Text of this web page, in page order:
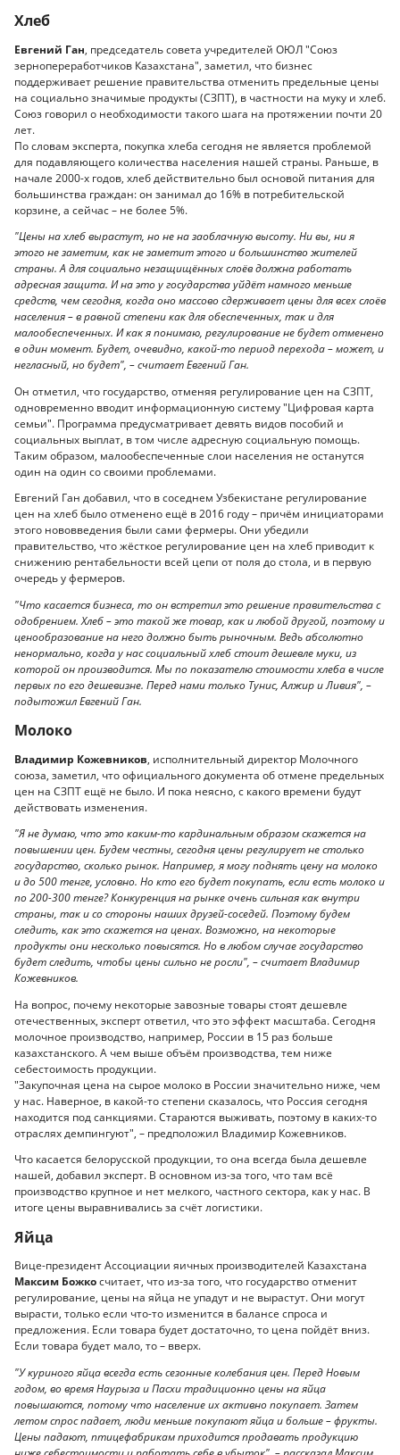
Хлеб
Евгений Ган, председатель совета учредителей ОЮЛ "Союз
зернопереработчиков Казахстана", заметил, что бизнес
поддерживает решение правительства отменить предельные цены
на социально значимые продукты (СЗПТ), в частности на муку и хлеб.
Союз говорил о необходимости такого шага на протяжении почти 20
лет.
По словам эксперта, покупка хлеба сегодня не является проблемой
для подавляющего количества населения нашей страны. Раньше, в
начале 2000-х годов, хлеб действительно был основой питания для
большинства граждан: он занимал до 16% в потребительской
корзине, а сейчас – не более 5%.
"Цены на хлеб вырастут, но не на заоблачную высоту. Ни вы, ни я
этого не заметим, как не заметит этого и большинство жителей
страны. А для социально незащищённых слоёв должна работать
адресная защита. И на это у государства уйдёт намного меньше
средств, чем сегодня, когда оно массово сдерживает цены для всех слоёв
населения – в равной степени как для обеспеченных, так и для
малообеспеченных. И как я понимаю, регулирование не будет отменено
в один момент. Будет, очевидно, какой-то период перехода – может, и
негласный, но будет", – считает Евгений Ган.
Он отметил, что государство, отменяя регулирование цен на СЗПТ,
одновременно вводит информационную систему "Цифровая карта
семьи". Программа предусматривает девять видов пособий и
социальных выплат, в том числе адресную социальную помощь.
Таким образом, малообеспеченные слои населения не останутся
один на один со своими проблемами.
Евгений Ган добавил, что в соседнем Узбекистане регулирование
цен на хлеб было отменено ещё в 2016 году – причём инициаторами
этого нововведения были сами фермеры. Они убедили
правительство, что жёсткое регулирование цен на хлеб приводит к
снижению рентабельности всей цепи от поля до стола, и в первую
очередь у фермеров.
"Что касается бизнеса, то он встретил это решение правительства с
одобрением. Хлеб – это такой же товар, как и любой другой, поэтому и
ценообразование на него должно быть рыночным. Ведь абсолютно
ненормально, когда у нас социальный хлеб стоит дешевле муки, из
которой он производится. Мы по показателю стоимости хлеба в числе
первых по его дешевизне. Перед нами только Тунис, Алжир и Ливия", –
подытожил Евгений Ган.
Молоко
Владимир Кожевников, исполнительный директор Молочного
союза, заметил, что официального документа об отмене предельных
цен на СЗПТ ещё не было. И пока неясно, с какого времени будут
действовать изменения.
"Я не думаю, что это каким-то кардинальным образом скажется на
повышении цен. Будем честны, сегодня цены регулирует не столько
государство, сколько рынок. Например, я могу поднять цену на молоко
и до 500 тенге, условно. Но кто его будет покупать, если есть молоко и
по 200-300 тенге? Конкуренция на рынке очень сильная как внутри
страны, так и со стороны наших друзей-соседей. Поэтому будем
следить, как это скажется на ценах. Возможно, на некоторые
продукты они несколько повысятся. Но в любом случае государство
будет следить, чтобы цены сильно не росли", – считает Владимир
Кожевников.
На вопрос, почему некоторые завозные товары стоят дешевле
отечественных, эксперт ответил, что это эффект масштаба. Сегодня
молочное производство, например, России в 15 раз больше
казахстанского. А чем выше объём производства, тем ниже
себестоимость продукции.
"Закупочная цена на сырое молоко в России значительно ниже, чем
у нас. Наверное, в какой-то степени сказалось, что Россия сегодня
находится под санкциями. Стараются выживать, поэтому в каких-то
отраслях демпингуют", – предположил Владимир Кожевников.
Что касается белорусской продукции, то она всегда была дешевле
нашей, добавил эксперт. В основном из-за того, что там всё
производство крупное и нет мелкого, частного сектора, как у нас. В
итоге цены выравнивались за счёт логистики.
Яйца
Вице-президент Ассоциации яичных производителей Казахстана
Максим Божкосчитает, что из-за того, что государство отменит
регулирование, цены на яйца не упадут и не вырастут. Они могут
вырасти, только если что-то изменится в балансе спроса и
предложения. Если товара будет достаточно, то цена пойдёт вниз.
Если товара будет мало, то – вверх.
"У куриного яйца всегда есть сезонные колебания цен. Перед Новым
годом, во время Наурыза и Пасхи традиционно цены на яйца
повышаются, потому что население их активно покупает. Затем
летом спрос падает, люди меньше покупают яйца и больше – фрукты.
Цены падают, птицефабрикам приходится продавать продукцию